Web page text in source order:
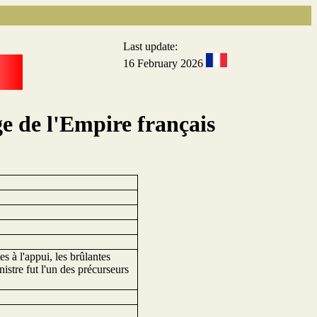
Last update:
16 February 2026
de l'Empire français
à l'appui, les brûlantes
fut l'un des précurseurs